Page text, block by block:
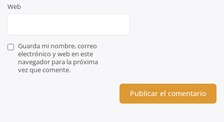
Web
Guarda mi nombre, correo
electrónico y web en este
navegador para la próxima
vez que comente.